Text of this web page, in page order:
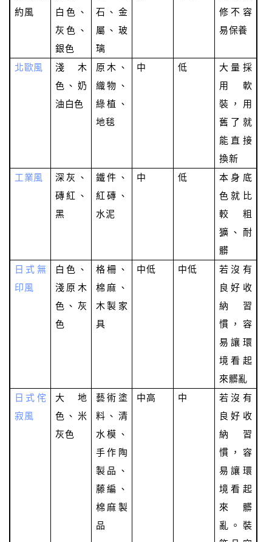
約風
白色、
灰色、
銀色
石、金
屬、玻
璃
修不容
易保養
北歐風
淺木
色、奶
油白色
原木、
織物、
綠植、
地毯
中 低
大量採
用軟
裝，用
舊了就
能直接
換新
工業風
深灰、
磚紅、
黑
鐵件、
紅磚、
水泥
中 低
本身底
色就比
較粗
獷、耐
髒
日式無
印風
白色、
淺原木
色、灰
色
格柵、
棉麻、
木製家
具
中低 中低
若沒有
良好收
納習
慣，容
易讓環
境看起
來髒亂
日式侘
寂風
大地
色、米
灰色
藝術塗
料、清
水模、
手作陶
製品、
藤編、
棉麻製
品
中高 中
若沒有
良好收
納習
慣，容
易讓環
境看起
來髒
亂。裝